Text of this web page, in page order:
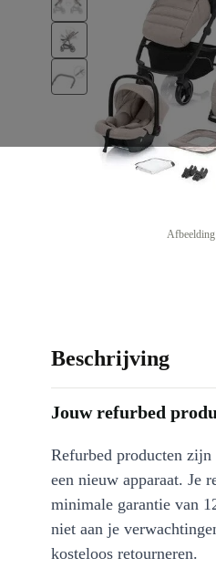
Beschrijving
Jouw refurbed
Refurbed producten
een nieuw apparaat. Je
minimale garantie van
niet aan je
kosteloos retourneren.